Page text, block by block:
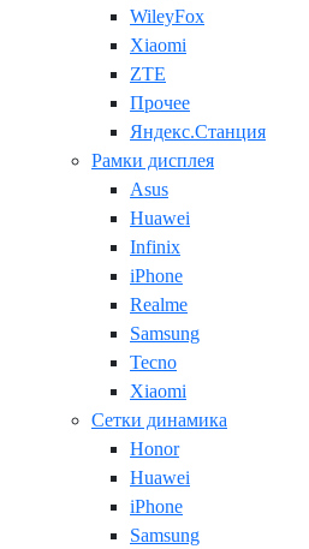
WileyFox
Xiaomi
ZTE
Прочее
Яндекс.Станция
Рамки дисплея
Asus
Huawei
Infinix
iPhone
Realme
Samsung
Tecno
Xiaomi
Сетки динамика
Honor
Huawei
iPhone
Samsung